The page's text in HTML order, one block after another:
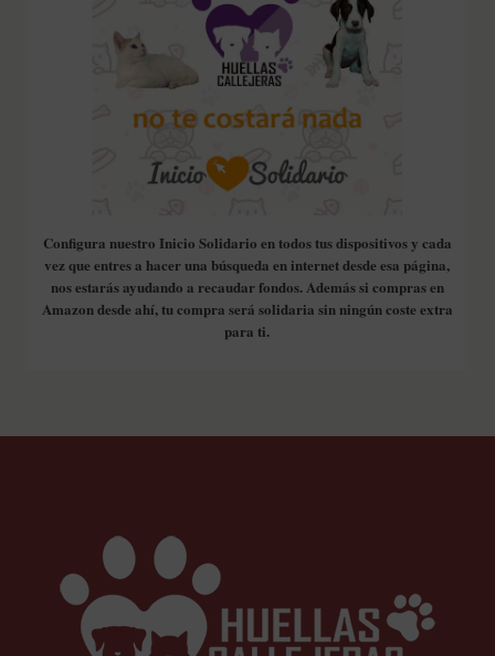
Configura nuestro Inicio Solidario en todos tus dispositivos y cada
vez que entres a hacer una búsqueda en internet desde esa página,
nos estarás ayudando a recaudar fondos. Además si compras en
Amazon desde ahí, tu compra será solidaria sin ningún coste extra
para ti.